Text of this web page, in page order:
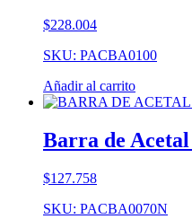
$228.004
SKU: PACBA0100
Añadir al carrito
Barra de
$127.758
SKU: PACBA0070N